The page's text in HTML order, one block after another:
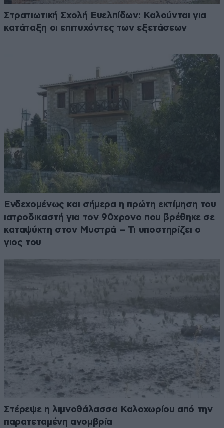
Στρατιωτική Σχολή Ευελπίδων: Καλούνται για
κατάταξη οι επιτυχόντες των εξετάσεων
Ενδεχομένως και σήμερα η πρώτη εκτίμηση του
ιατροδικαστή για τον 90χρονο που βρέθηκε σε
καταψύκτη στον Μυστρά – Τι υποστηρίζει ο
γιος του
Στέρεψε η λιμνοθάλασσα Καλοχωρίου από την
παρατεταμένη ανομβρία